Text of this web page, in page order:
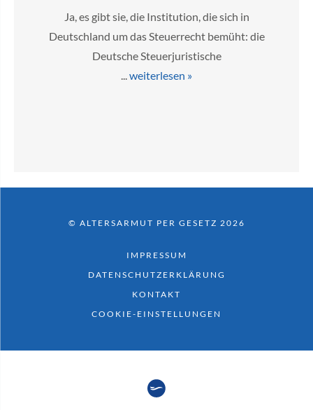
Ja, es gibt sie, die Institution, die sich in
Deutschland um das Steuerrecht bemüht: die
Deutsche Steuerjuristische
weiterlesen »
© ALTERSARMUT PER GESETZ 2026
IMPRESSUM
DATENSCHUTZERKLÄRUNG
KONTAKT
COOKIE-EINSTELLUNGEN